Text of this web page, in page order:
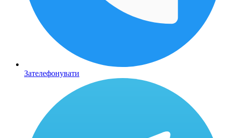
Зателефонувати